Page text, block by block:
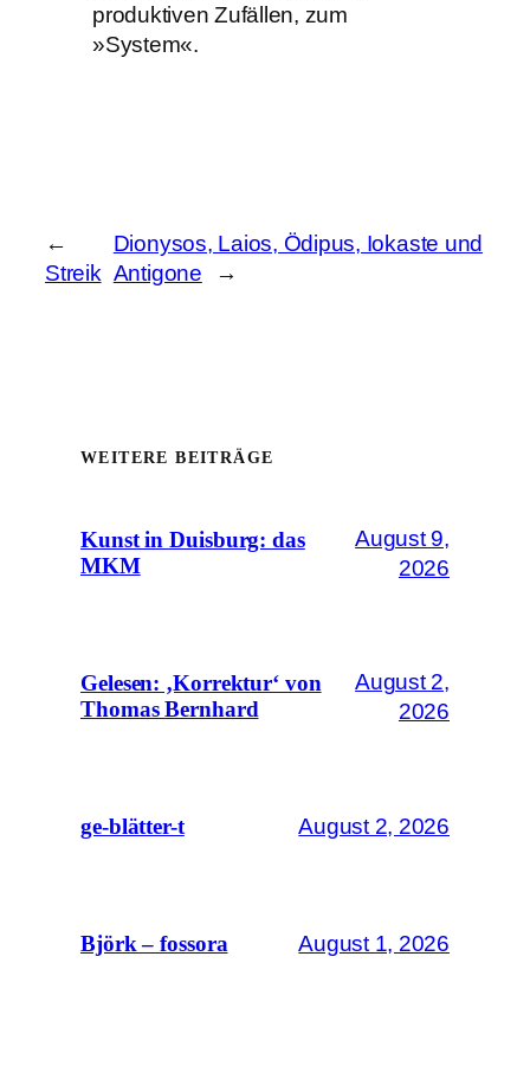
produktiven Zufällen, zum
»System«.
←
Streik
Dionysos, Laios, Ödipus, Iokaste und
Antigone
→
WEITERE BEITRÄGE
Kunst in Duisburg: das
MKM
August 9,
2026
Gelesen: ‚Korrektur‘ von
Thomas Bernhard
August 2,
2026
ge-blätter-t August 2, 2026
Björk – fossora August 1, 2026